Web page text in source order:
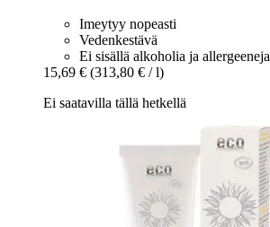
Imeytyy nopeasti
Vedenkestävä
Ei sisällä alkoholia ja allergeeneja
15,69 € (313,80 € / l)
Ei saatavilla tällä hetkellä